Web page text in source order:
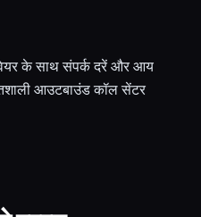
के साथ संपर्क दरें और आय
आउटबाउंड कॉल सेंटर